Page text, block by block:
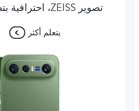
تصوير ZEISS، احترافية بتصميم ذكي.
يتعلم أكثر